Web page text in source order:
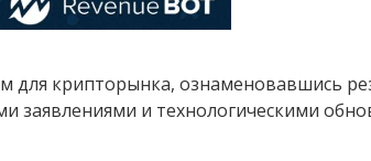
для крипторынка, ознаменовавшись
заявлениями и технологическими